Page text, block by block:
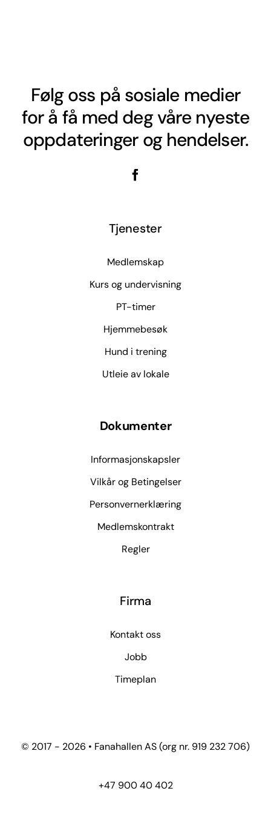
Følg oss på sosiale medier
for å få med deg våre nyeste
oppdateringer og hendelser.
Tjenester
Medlemskap
Kurs og undervisning
PT-timer
Hjemmebesøk
Hund i trening
Utleie av lokale
Dokumenter
Informasjonskapsler
Vilkår og Betingelser
Personvernerklæring
Medlemskontrakt
Regler
Firma
Kontakt oss
Jobb
Timeplan
© 2017 - 2026 • Fanahallen AS (org nr. 919 232 706)
+47 900 40 402